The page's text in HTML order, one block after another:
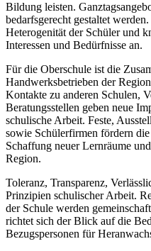
Bildung leisten.
bedarfsgerecht gestaltet
Heterogenität der Schüler und
Interessen und Bedürfnisse an.
Für die Oberschule ist die
Handwerksbetrieben der
Kontakte zu anderen Schulen,
Beratungsstellen geben neue
schulische Arbeit. Feste,
sowie Schülerfirmen fördern
Schaffung neuer Lernräume
Region.
Toleranz, Transparenz,
Prinzipien schulischer Arbeit.
der Schule werden
richtet sich der Blick auf die
Bezugspersonen für